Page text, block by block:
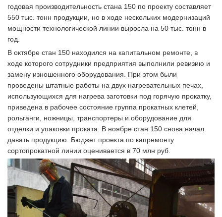
годовая производительность стана 150 по проекту составляет
550 тыс. тонн продукции, но в ходе нескольких модернизаций
мощности технологической линии выросла на 50 тыс. тонн в
год.
В октябре стан 150 находился на капитальном ремонте, в
ходе которого сотрудники предприятия выполнили ревизию и
замену изношенного оборудования. При этом были
проведены штатные работы на двух нагревательных печах,
использующихся для нагрева заготовки под горячую прокатку,
приведена в рабочее состояние группа прокатных клетей,
рольганги, ножницы, транспортеры и оборудование для
отделки и упаковки проката. В ноябре стан 150 снова начал
давать продукцию. Бюджет проекта по капремонту
сортопрокатной линии оценивается в 70 млн руб.